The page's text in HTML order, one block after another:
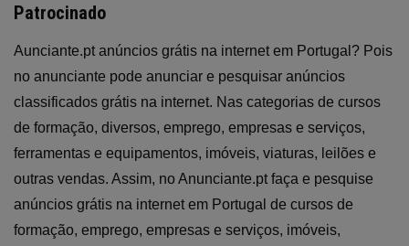
Patrocinado
Aunciante.pt anúncios grátis na internet em Portugal? Pois
no anunciante pode anunciar e pesquisar anúncios
classificados grátis na internet. Nas categorias de cursos
de formação, diversos, emprego, empresas e serviços,
ferramentas e equipamentos, imóveis, viaturas, leilões e
outras vendas. Assim, no Anunciante.pt faça e pesquise
anúncios grátis na internet em Portugal de cursos de
formação, emprego, empresas e serviços, imóveis,